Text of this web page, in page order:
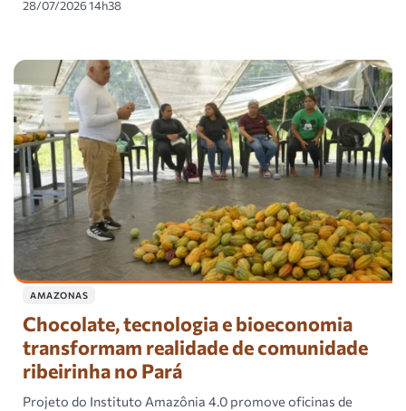
28/07/2026 14h38
AMAZONAS
Chocolate, tecnologia e bioeconomia
transformam realidade de comunidade
ribeirinha no Pará
Projeto do Instituto Amazônia 4.0 promove oficinas de